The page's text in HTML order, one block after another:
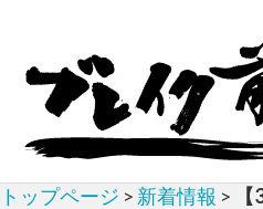
トップページ > 新着情報 >